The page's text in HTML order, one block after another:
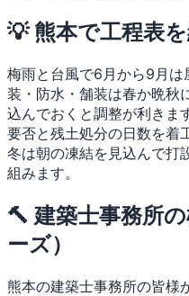
💡 熊本で工程表
梅雨と台風で6月から9月
装・防水・舗装は春か晩秋
込んでおくと調整が利きま
要否と残土処分の日数を着
冬は朝の凍結を見込んで打
組みます。
🔨 建築士事務所
ーズ）
熊本の建築士事務所の皆様